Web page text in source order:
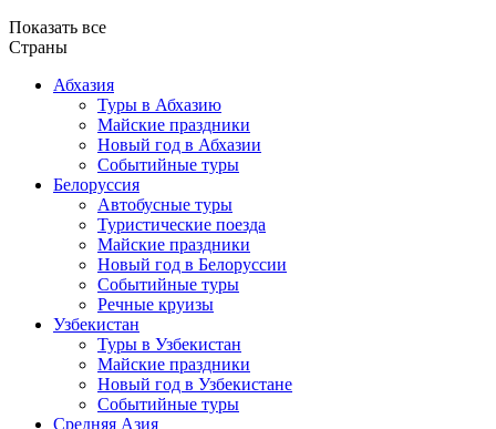
Показать все
Страны
Абхазия
Туры в Абхазию
Майские праздники
Новый год в Абхазии
Событийные туры
Белоруссия
Автобусные туры
Туристические поезда
Майские праздники
Новый год в Белоруссии
Событийные туры
Речные круизы
Узбекистан
Туры в Узбекистан
Майские праздники
Новый год в Узбекистане
Событийные туры
Средняя Азия